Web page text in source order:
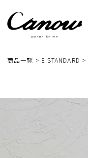
商品一覧 E STANDARD